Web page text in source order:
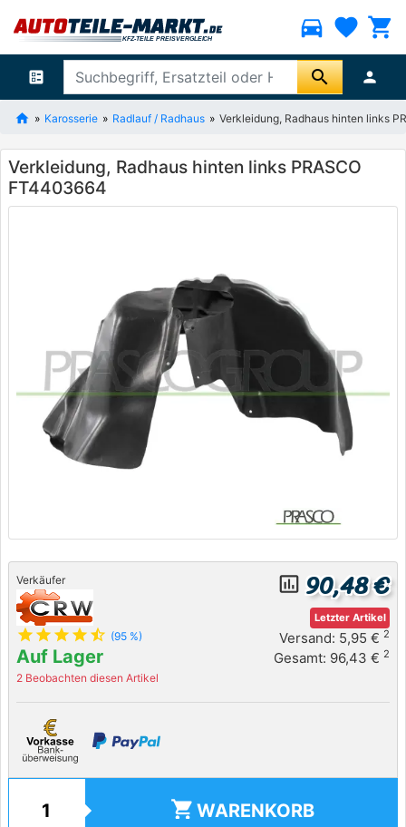
directions_car favorite shopping_cart
ballot search person
Karosserie Radlauf / Radhaus Verkleidung, Radhaus hinten links
Verkleidung, Radhaus hinten links PRASCO
FT4403664
Verkäufer
star star star star star_half (95 %)
Auf Lager
2 Beobachten diesen Artikel
insert_chart_outlined 90,48 €
Letzter Artikel
Versand: 5,95 € 2
Gesamt: 96,43 € 2
shopping_cart WARENKORB